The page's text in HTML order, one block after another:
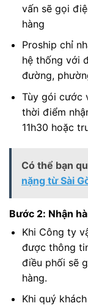
vấn sẽ gọi
hàng
Proship chỉ
hệ thống với
đường,
Tùy gói cước
thời điểm
11h30 hoặc
Có thể bạn
nặng từ Sài
Bước 2: Nhận
Khi Công ty
được thông
điều phối sẽ
hàng.
Khi quý